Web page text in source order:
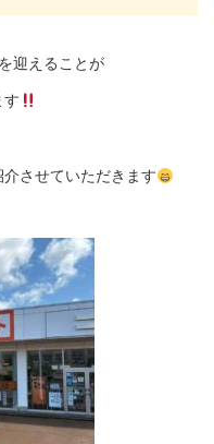
迎えることが
させていただきます